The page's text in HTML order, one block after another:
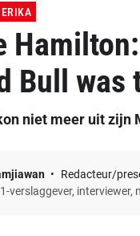
Bull was
niet meer uit zijn
Redacteur/
verslaggever,